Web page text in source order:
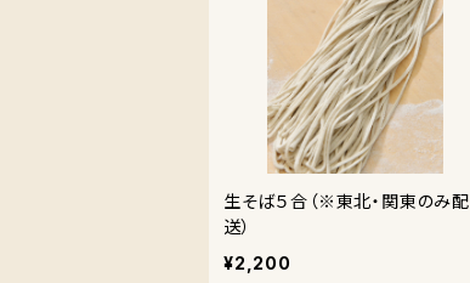
生そば５合（※東北・関東のみ配
送）
¥2,200